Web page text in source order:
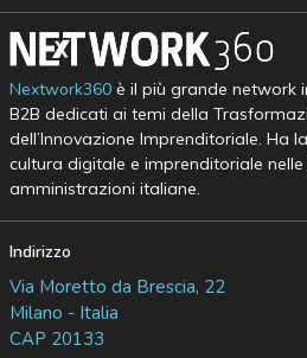
Nextwork360è il più grande network
B2B dedicati ai temi della
dell’Innovazione Imprenditoriale. Ha
cultura digitale e imprenditoriale
amministrazioni italiane.
Indirizzo
Via Moretto da Brescia, 22
Milano - Italia
CAP 20133